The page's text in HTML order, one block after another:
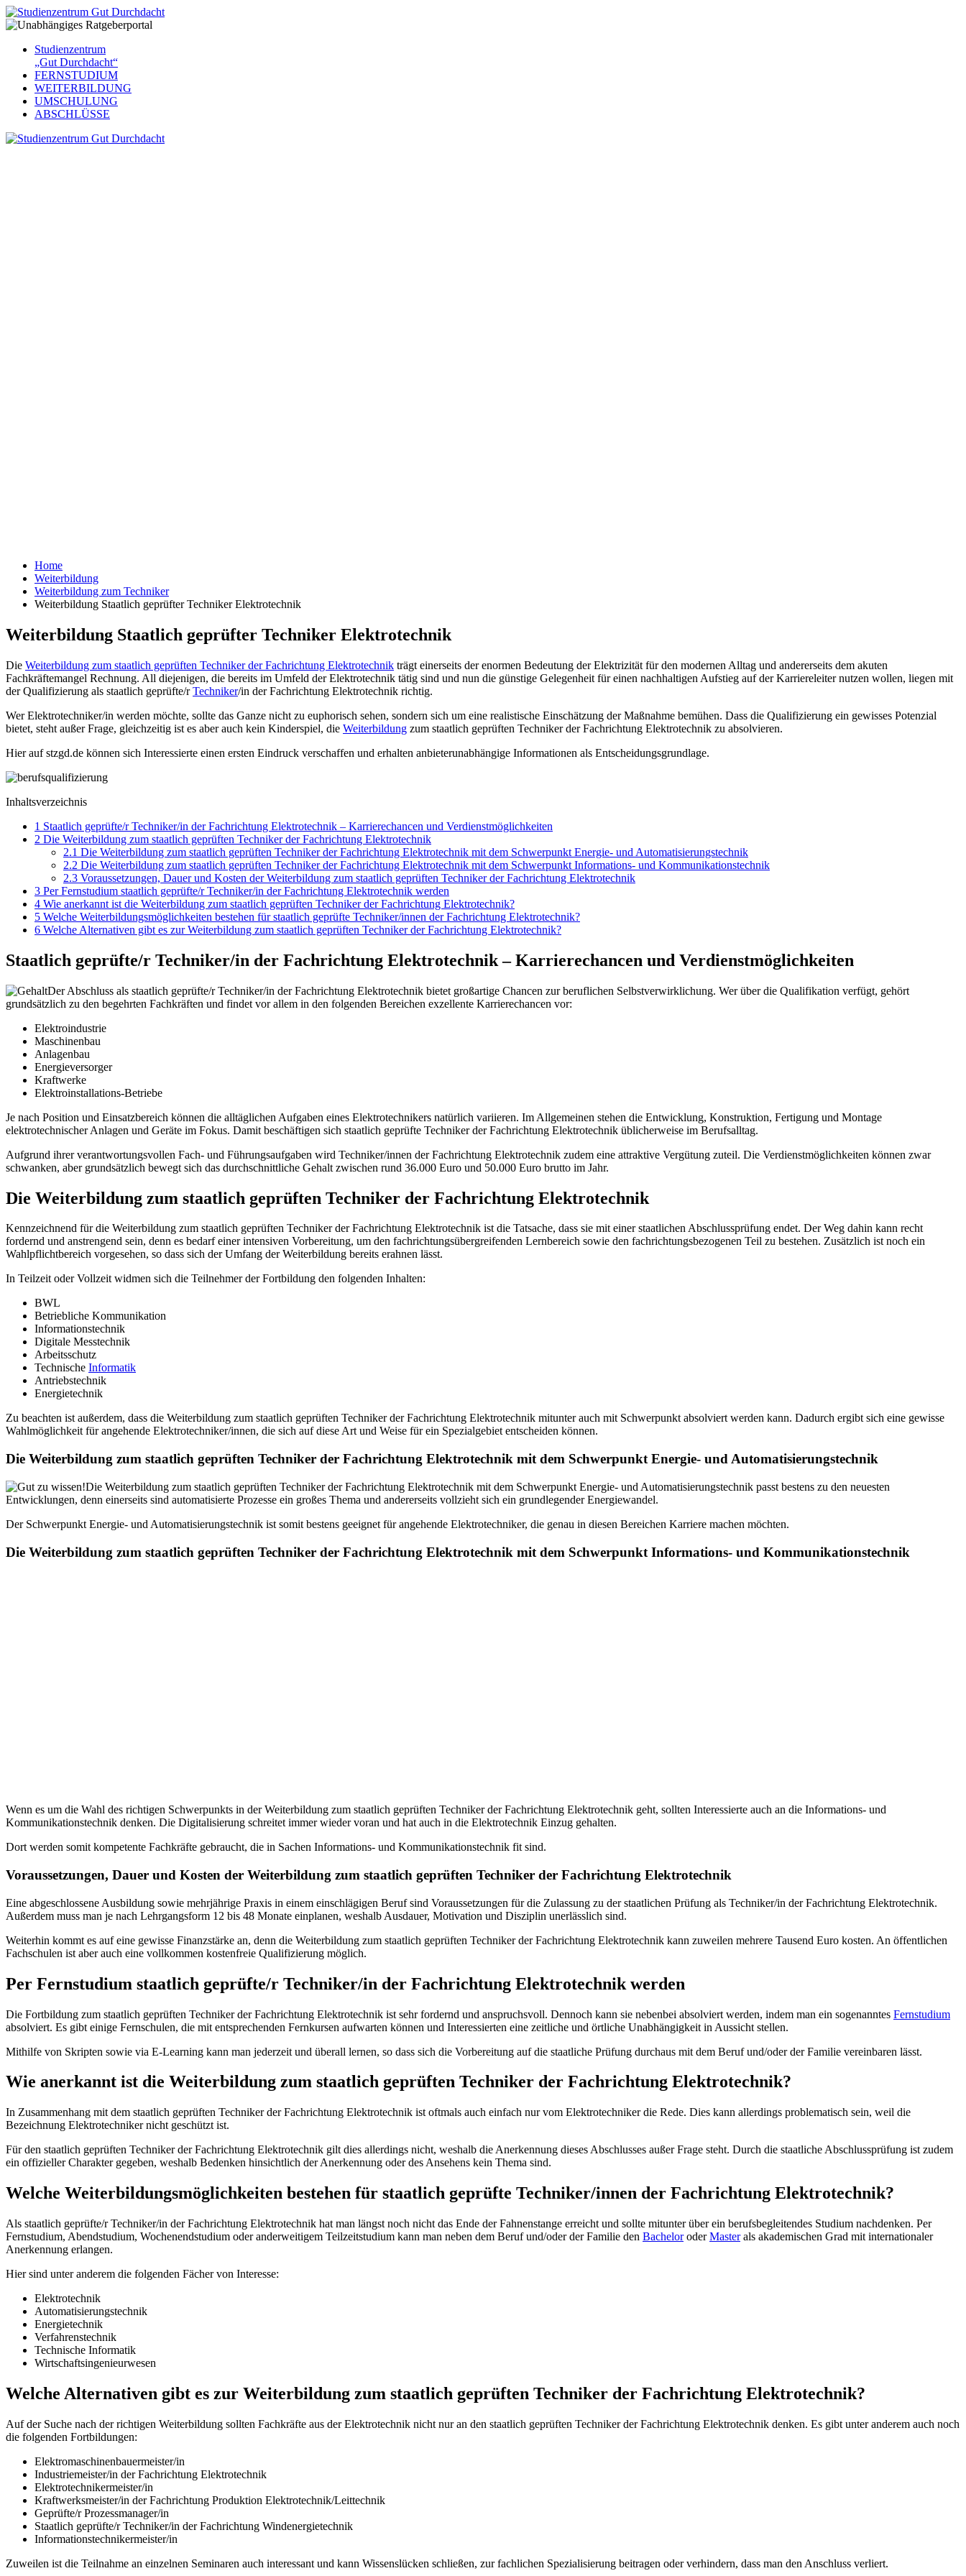
Studienzentrum
„Gut Durchdacht“
FERNSTUDIUM
WEITERBILDUNG
UMSCHULUNG
ABSCHLÜSSE
Home
Weiterbildung
Weiterbildung zum Techniker
Weiterbildung Staatlich geprüfter Techniker Elektrotechnik
Weiterbildung Staatlich geprüfter Techniker Elektrotechnik
Die Weiterbildung zum staatlich geprüften Techniker der Fachrichtung Elektrotechnik trägt einerseits der enormen Bedeutung der Elektrizität für den modernen Alltag und andererseits dem akuten
Fachkräftemangel Rechnung. All diejenigen, die bereits im Umfeld der Elektrotechnik tätig sind und nun die günstige Gelegenheit für einen nachhaltigen Aufstieg auf der Karriereleiter nutzen wollen, liegen mit
der Qualifizierung als staatlich geprüfte/rTechniker/in der Fachrichtung Elektrotechnik richtig.
Wer Elektrotechniker/in werden möchte, sollte das Ganze nicht zu euphorisch sehen, sondern sich um eine realistische Einschätzung der Maßnahme bemühen. Dass die Qualifizierung ein gewisses Potenzial
bietet, steht außer Frage, gleichzeitig ist es aber auch kein Kinderspiel, die Weiterbildung zum staatlich geprüften Techniker der Fachrichtung Elektrotechnik zu absolvieren.
Hier auf stzgd.de können sich Interessierte einen ersten Eindruck verschaffen und erhalten anbieterunabhängige Informationen als Entscheidungsgrundlage.
Inhaltsverzeichnis
1 Staatlich geprüfte/r Techniker/in der Fachrichtung Elektrotechnik – Karrierechancen und Verdienstmöglichkeiten
2 Die Weiterbildung zum staatlich geprüften Techniker der Fachrichtung Elektrotechnik
2.1 Die Weiterbildung zum staatlich geprüften Techniker der Fachrichtung Elektrotechnik mit dem Schwerpunkt Energie- und Automatisierungstechnik
2.2 Die Weiterbildung zum staatlich geprüften Techniker der Fachrichtung Elektrotechnik mit dem Schwerpunkt Informations- und Kommunikationstechnik
2.3 Voraussetzungen, Dauer und Kosten der Weiterbildung zum staatlich geprüften Techniker der Fachrichtung Elektrotechnik
3 Per Fernstudium staatlich geprüfte/r Techniker/in der Fachrichtung Elektrotechnik werden
4 Wie anerkannt ist die Weiterbildung zum staatlich geprüften Techniker der Fachrichtung Elektrotechnik?
5 Welche Weiterbildungsmöglichkeiten bestehen für staatlich geprüfte Techniker/innen der Fachrichtung Elektrotechnik?
6 Welche Alternativen gibt es zur Weiterbildung zum staatlich geprüften Techniker der Fachrichtung Elektrotechnik?
Staatlich geprüfte/r Techniker/in der Fachrichtung Elektrotechnik – Karrierechancen und Verdienstmöglichkeiten
Der Abschluss als staatlich geprüfte/r Techniker/in der Fachrichtung Elektrotechnik bietet großartige Chancen zur beruflichen Selbstverwirklichung. Wer über die Qualifikation verfügt, gehört
grundsätzlich zu den begehrten Fachkräften und findet vor allem in den folgenden Bereichen exzellente Karrierechancen vor:
Elektroindustrie
Maschinenbau
Anlagenbau
Energieversorger
Kraftwerke
Elektroinstallations-Betriebe
Je nach Position und Einsatzbereich können die alltäglichen Aufgaben eines Elektrotechnikers natürlich variieren. Im Allgemeinen stehen die Entwicklung, Konstruktion, Fertigung und Montage
elektrotechnischer Anlagen und Geräte im Fokus. Damit beschäftigen sich staatlich geprüfte Techniker der Fachrichtung Elektrotechnik üblicherweise im Berufsalltag.
Aufgrund ihrer verantwortungsvollen Fach- und Führungsaufgaben wird Techniker/innen der Fachrichtung Elektrotechnik zudem eine attraktive Vergütung zuteil. Die Verdienstmöglichkeiten können zwar
schwanken, aber grundsätzlich bewegt sich das durchschnittliche Gehalt zwischen rund 36.000 Euro und 50.000 Euro brutto im Jahr.
Die Weiterbildung zum staatlich geprüften Techniker der Fachrichtung Elektrotechnik
Kennzeichnend für die Weiterbildung zum staatlich geprüften Techniker der Fachrichtung Elektrotechnik ist die Tatsache, dass sie mit einer staatlichen Abschlussprüfung endet. Der Weg dahin kann recht
fordernd und anstrengend sein, denn es bedarf einer intensiven Vorbereitung, um den fachrichtungsübergreifenden Lernbereich sowie den fachrichtungsbezogenen Teil zu bestehen. Zusätzlich ist noch ein
Wahlpflichtbereich vorgesehen, so dass sich der Umfang der Weiterbildung bereits erahnen lässt.
In Teilzeit oder Vollzeit widmen sich die Teilnehmer der Fortbildung den folgenden Inhalten:
BWL
Betriebliche Kommunikation
Informationstechnik
Digitale Messtechnik
Arbeitsschutz
Technische Informatik
Antriebstechnik
Energietechnik
Zu beachten ist außerdem, dass die Weiterbildung zum staatlich geprüften Techniker der Fachrichtung Elektrotechnik mitunter auch mit Schwerpunkt absolviert werden kann. Dadurch ergibt sich eine gewisse
Wahlmöglichkeit für angehende Elektrotechniker/innen, die sich auf diese Art und Weise für ein Spezialgebiet entscheiden können.
Die Weiterbildung zum staatlich geprüften Techniker der Fachrichtung Elektrotechnik mit dem Schwerpunkt Energie- und Automatisierungstechnik
Die Weiterbildung zum staatlich geprüften Techniker der Fachrichtung Elektrotechnik mit dem Schwerpunkt Energie- und Automatisierungstechnik passt bestens zu den neuesten
Entwicklungen, denn einerseits sind automatisierte Prozesse ein großes Thema und andererseits vollzieht sich ein grundlegender Energiewandel.
Der Schwerpunkt Energie- und Automatisierungstechnik ist somit bestens geeignet für angehende Elektrotechniker, die genau in diesen Bereichen Karriere machen möchten.
Die Weiterbildung zum staatlich geprüften Techniker der Fachrichtung Elektrotechnik mit dem Schwerpunkt Informations- und Kommunikationstechnik
Wenn es um die Wahl des richtigen Schwerpunkts in der Weiterbildung zum staatlich geprüften Techniker der Fachrichtung Elektrotechnik geht, sollten Interessierte auch an die Informations- und
Kommunikationstechnik denken. Die Digitalisierung schreitet immer wieder voran und hat auch in die Elektrotechnik Einzug gehalten.
Dort werden somit kompetente Fachkräfte gebraucht, die in Sachen Informations- und Kommunikationstechnik fit sind.
Voraussetzungen, Dauer und Kosten der Weiterbildung zum staatlich geprüften Techniker der Fachrichtung Elektrotechnik
Eine abgeschlossene Ausbildung sowie mehrjährige Praxis in einem einschlägigen Beruf sind Voraussetzungen für die Zulassung zu der staatlichen Prüfung als Techniker/in der Fachrichtung Elektrotechnik.
Außerdem muss man je nach Lehrgangsform 12 bis 48 Monate einplanen, weshalb Ausdauer, Motivation und Disziplin unerlässlich sind.
Weiterhin kommt es auf eine gewisse Finanzstärke an, denn die Weiterbildung zum staatlich geprüften Techniker der Fachrichtung Elektrotechnik kann zuweilen mehrere Tausend Euro kosten. An öffentlichen
Fachschulen ist aber auch eine vollkommen kostenfreie Qualifizierung möglich.
Per Fernstudium staatlich geprüfte/r Techniker/in der Fachrichtung Elektrotechnik werden
Die Fortbildung zum staatlich geprüften Techniker der Fachrichtung Elektrotechnik ist sehr fordernd und anspruchsvoll. Dennoch kann sie nebenbei absolviert werden, indem man ein sogenanntes Fernstudium
absolviert. Es gibt einige Fernschulen, die mit entsprechenden Fernkursen aufwarten können und Interessierten eine zeitliche und örtliche Unabhängigkeit in Aussicht stellen.
Mithilfe von Skripten sowie via E-Learning kann man jederzeit und überall lernen, so dass sich die Vorbereitung auf die staatliche Prüfung durchaus mit dem Beruf und/oder der Familie vereinbaren lässt.
Wie anerkannt ist die Weiterbildung zum staatlich geprüften Techniker der Fachrichtung Elektrotechnik?
In Zusammenhang mit dem staatlich geprüften Techniker der Fachrichtung Elektrotechnik ist oftmals auch einfach nur vom Elektrotechniker die Rede. Dies kann allerdings problematisch sein, weil die
Bezeichnung Elektrotechniker nicht geschützt ist.
Für den staatlich geprüften Techniker der Fachrichtung Elektrotechnik gilt dies allerdings nicht, weshalb die Anerkennung dieses Abschlusses außer Frage steht. Durch die staatliche Abschlussprüfung ist zudem
ein offizieller Charakter gegeben, weshalb Bedenken hinsichtlich der Anerkennung oder des Ansehens kein Thema sind.
Welche Weiterbildungsmöglichkeiten bestehen für staatlich geprüfte Techniker/innen der Fachrichtung Elektrotechnik?
Als staatlich geprüfte/r Techniker/in der Fachrichtung Elektrotechnik hat man längst noch nicht das Ende der Fahnenstange erreicht und sollte mitunter über ein berufsbegleitendes Studium nachdenken. Per
Fernstudium, Abendstudium, Wochenendstudium oder anderweitigem Teilzeitstudium kann man neben dem Beruf und/oder der Familie den BacheloroderMasterals akademischen Grad mit internationaler
Anerkennung erlangen.
Hier sind unter anderem die folgenden Fächer von Interesse:
Elektrotechnik
Automatisierungstechnik
Energietechnik
Verfahrenstechnik
Technische Informatik
Wirtschaftsingenieurwesen
Welche Alternativen gibt es zur Weiterbildung zum staatlich geprüften Techniker der Fachrichtung Elektrotechnik?
Auf der Suche nach der richtigen Weiterbildung sollten Fachkräfte aus der Elektrotechnik nicht nur an den staatlich geprüften Techniker der Fachrichtung Elektrotechnik denken. Es gibt unter anderem auch noch
die folgenden Fortbildungen:
Elektromaschinenbauermeister/in
Industriemeister/in der Fachrichtung Elektrotechnik
Elektrotechnikermeister/in
Kraftwerksmeister/in der Fachrichtung Produktion Elektrotechnik/Leittechnik
Geprüfte/r Prozessmanager/in
Staatlich geprüfte/r Techniker/in der Fachrichtung Windenergietechnik
Informationstechnikermeister/in
Zuweilen ist die Teilnahme an einzelnen Seminaren auch interessant und kann Wissenslücken schließen, zur fachlichen Spezialisierung beitragen oder verhindern, dass man den Anschluss verliert.